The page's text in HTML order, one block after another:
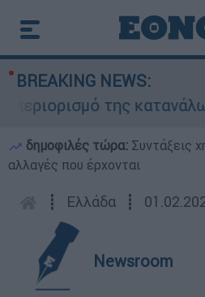
BREAKING NEWS:
της
δημοφιλές τώρα: Συντάξεις
αλλαγές που έρχονται
┋ Ελλάδα ┋
Newsroom